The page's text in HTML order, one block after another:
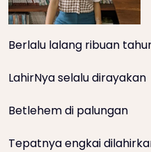
Berlalu lalang ribuan
LahirNya selalu dirayakan
Betlehem di palungan
Tepatnya engkai